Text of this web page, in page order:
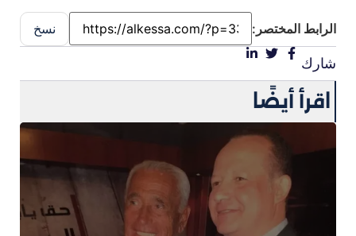
الرابط المختصر: نسخ
شارك
اقرأ أيضًا